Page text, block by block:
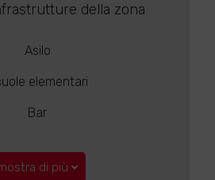
della zona
Asilo
elementari
Bar
di più